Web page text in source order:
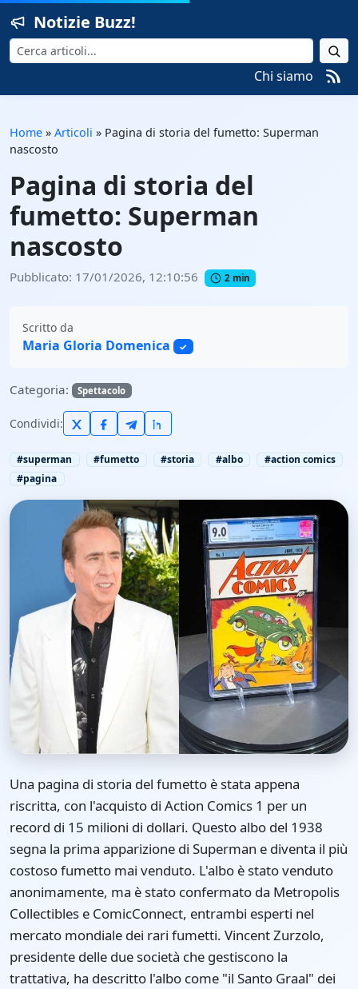
Notizie Buzz!
Cerca
Chi siamo
Home » Articoli » Pagina di storia del fumetto: Superman
nascosto
Pagina di storia del
fumetto: Superman
nascosto
Pubblicato: 17/01/2026, 12:10:56 2 min
Scritto da
Maria Gloria Domenica ✓
Categoria: Spettacolo
Condividi:
#superman #fumetto #storia #albo
#action comics
#pagina
Una pagina di storia del fumetto è stata appena
riscritta, con l'acquisto di Action Comics 1 per un
record di 15 milioni di dollari. Questo albo del 1938
segna la prima apparizione di Superman e diventa il più
costoso fumetto mai venduto. L'albo è stato venduto
anonimamente, ma è stato confermato da Metropolis
Collectibles e ComicConnect, entrambi esperti nel
mercato mondiale dei rari fumetti. Vincent Zurzolo,
presidente delle due società che gestiscono la
trattativa, ha descritto l'albo come "il Santo Graal" dei